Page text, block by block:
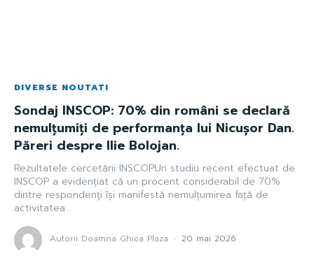
DIVERSE NOUTATI
Sondaj INSCOP: 70% din români se declară
nemulțumiți de performanța lui Nicușor Dan.
Păreri despre Ilie Bolojan.
Rezultatele cercetării INSCOPUn studiu recent efectuat de
INSCOP a evidențiat că un procent considerabil de 70%
dintre respondenți își manifestă nemulțumirea față de
activitatea...
Autorii Doamna Ghica Plaza - 20 mai 2026